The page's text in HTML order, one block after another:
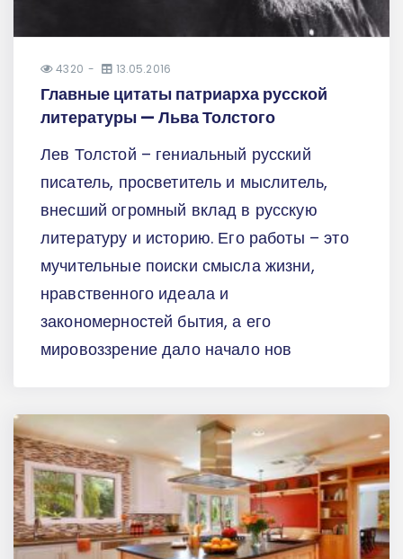
4320 13.05.2016
Главные цитаты патриарха русской
литературы — Льва Толстого
Лев Толстой – гениальный русский
писатель, просветитель и мыслитель,
внесший огромный вклад в русскую
литературу и историю. Его работы – это
мучительные поиски смысла жизни,
нравственного идеала и
закономерностей бытия, а его
мировоззрение дало начало нов